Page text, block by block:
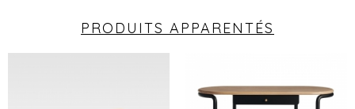
PRODUITS APPARENTÉS